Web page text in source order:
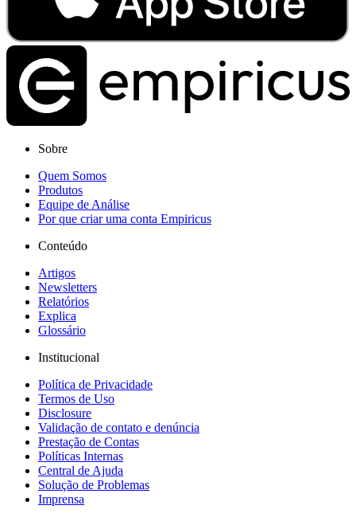
Sobre
Quem Somos
Produtos
Equipe de Análise
Por que criar uma conta Empiricus
Conteúdo
Artigos
Newsletters
Relatórios
Explica
Glossário
Institucional
Política de Privacidade
Termos de Uso
Disclosure
Validação de contato e denúncia
Prestação de Contas
Políticas Internas
Central de Ajuda
Solução de Problemas
Imprensa